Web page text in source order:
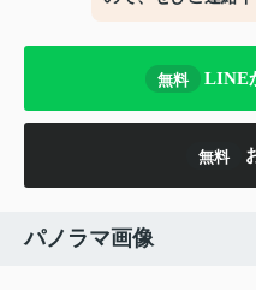
無料 LINE
無料
パノラマ画像